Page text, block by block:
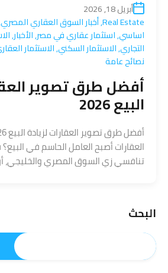
أبريل 18, 2026
Real Estate
,أخبار السوق العقاري المصري
اساسي,استثمار عقاري في مصر,الأخبار,
التجاري,الاستثمار السكني,الاستثمار
نصائح عامة
أفضل طرق تصوير
البيع 2026
العقارات أصبح العامل الحاسم في
تنافسي زي السوق المصري والخليجي،
البحث